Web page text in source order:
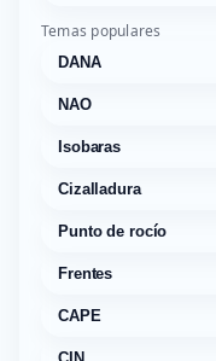
Temas populares
DANA
NAO
Isobaras
Cizalladura
Punto de rocío
Frentes
CAPE